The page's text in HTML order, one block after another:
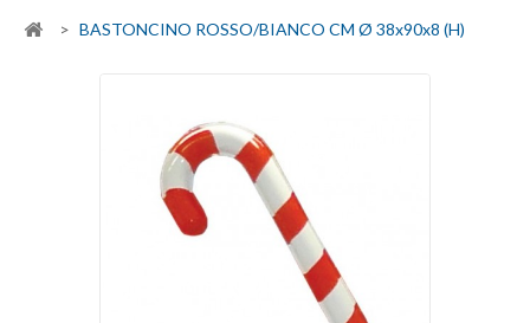
> BASTONCINO ROSSO/BIANCO CM Ø 38x90x8 (H)